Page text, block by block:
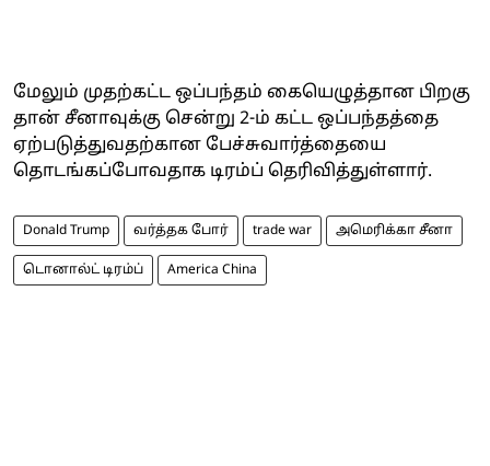
மேலும் முதற்கட்ட ஒப்பந்தம் கையெழுத்தான பிறகு
தான் சீனாவுக்கு சென்று 2-ம் கட்ட ஒப்பந்தத்தை
ஏற்படுத்துவதற்கான பேச்சுவார்த்தையை
தொடங்கப்போவதாக டிரம்ப் தெரிவித்துள்ளார்.
Donald Trump வர்த்தக போர் trade war அமெரிக்கா சீனா
டொனால்ட் டிரம்ப் America China